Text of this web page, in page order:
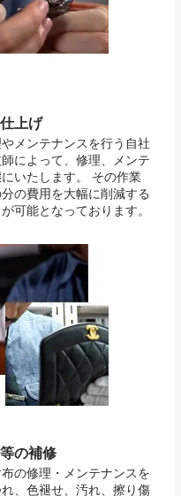
上げ
メンテナンスを行う自社
によって、修理、メンテ
いたします。 その作業
の費用を大幅に削減する
可能となっております。
の補修
の修理・メンテナンスを
、色褪せ、汚れ、擦り傷